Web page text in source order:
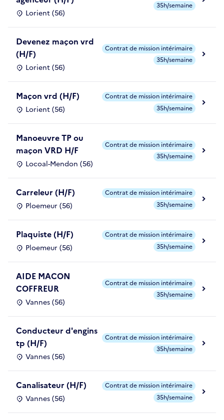
Lorient (56)
35h/semaine
Devenez maçon vrd
(H/F)
Lorient (56)
Contrat de mission intérimaire
35h/semaine
Maçon vrd (H/F)
Lorient (56)
Contrat de mission intérimaire
35h/semaine
Manoeuvre TP ou
maçon VRD H/F
Locoal-Mendon (56)
Contrat de mission intérimaire
35h/semaine
Carreleur (H/F)
Ploemeur (56)
Contrat de mission intérimaire
35h/semaine
Plaquiste (H/F)
Ploemeur (56)
Contrat de mission intérimaire
35h/semaine
AIDE MACON
COFFREUR
Vannes (56)
Contrat de mission intérimaire
35h/semaine
Conducteur d'engins
tp (H/F)
Vannes (56)
Contrat de mission intérimaire
35h/semaine
Canalisateur (H/F)
Vannes (56)
Contrat de mission intérimaire
35h/semaine